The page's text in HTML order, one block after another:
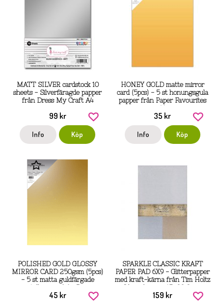
MATT SILVER cardstock 10
sheets - Silverfäragde papper
från Dress My Craft A4
99 kr
Info Köp
HONEY GOLD matte mirror
card (5pcs) - 5 st honungsgula
papper från Paper Favourites
35 kr
Info Köp
POLISHED GOLD GLOSSY
MIRROR CARD 250gsm (5pcs)
- 5 st matta guldfärgade
Favourites A4
45 kr
SPARKLE CLASSIC KRAFT
PAPER PAD 6X9 - Glitterpapper
med kraft-kärna från Tim Holtz
159 kr